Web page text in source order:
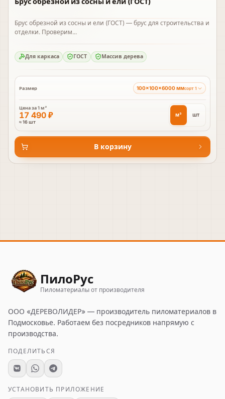
Брус обрезной из сосны и ели (ГОСТ) — брус для строительства и
отделки. Проверим...
Для каркаса ГОСТ Массив дерева
Размер 100×100×6000 ммсорт 1
Цена за1 м³
17 490 ₽
≈ 16 шт
м³ шт
В корзину
ПилоРус
Пиломатериалы от производителя
ООО «ДЕРЕВОЛИДЕР» — производитель пиломатериалов в
Подмосковье. Работаем без посредников напрямую с
производства.
ПОДЕЛИТЬСЯ
УСТАНОВИТЬ ПРИЛОЖЕНИЕ